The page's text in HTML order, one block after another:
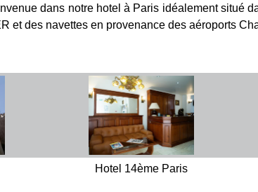
dans notre hotel à Paris idéalement situé
et des navettes en provenance des aéroports
Hotel 14ème Paris